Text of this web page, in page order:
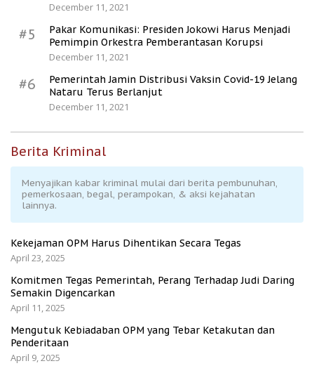
December 11, 2021
#5
Pakar Komunikasi: Presiden Jokowi Harus Menjadi
Pemimpin Orkestra Pemberantasan Korupsi
December 11, 2021
#6
Pemerintah Jamin Distribusi Vaksin Covid-19 Jelang
Nataru Terus Berlanjut
December 11, 2021
Berita Kriminal
Menyajikan kabar kriminal mulai dari berita pembunuhan,
pemerkosaan, begal, perampokan, & aksi kejahatan
lainnya.
Kekejaman OPM Harus Dihentikan Secara Tegas
April 23, 2025
Komitmen Tegas Pemerintah, Perang Terhadap Judi Daring
Semakin Digencarkan
April 11, 2025
Mengutuk Kebiadaban OPM yang Tebar Ketakutan dan
Penderitaan
April 9, 2025